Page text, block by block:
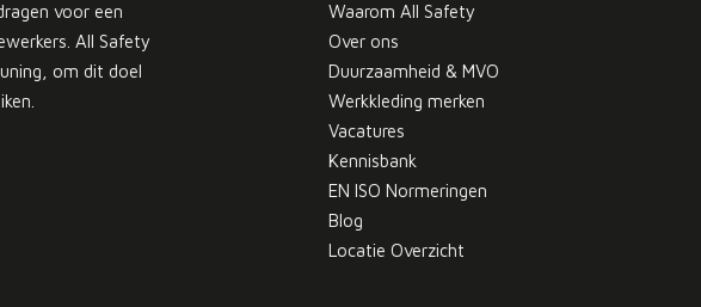
voor een
All Safety
om dit doel
Waarom All Safety
Over ons
Duurzaamheid & MVO
Werkkleding merken
Vacatures
Kennisbank
EN ISO Normeringen
Blog
Locatie Overzicht